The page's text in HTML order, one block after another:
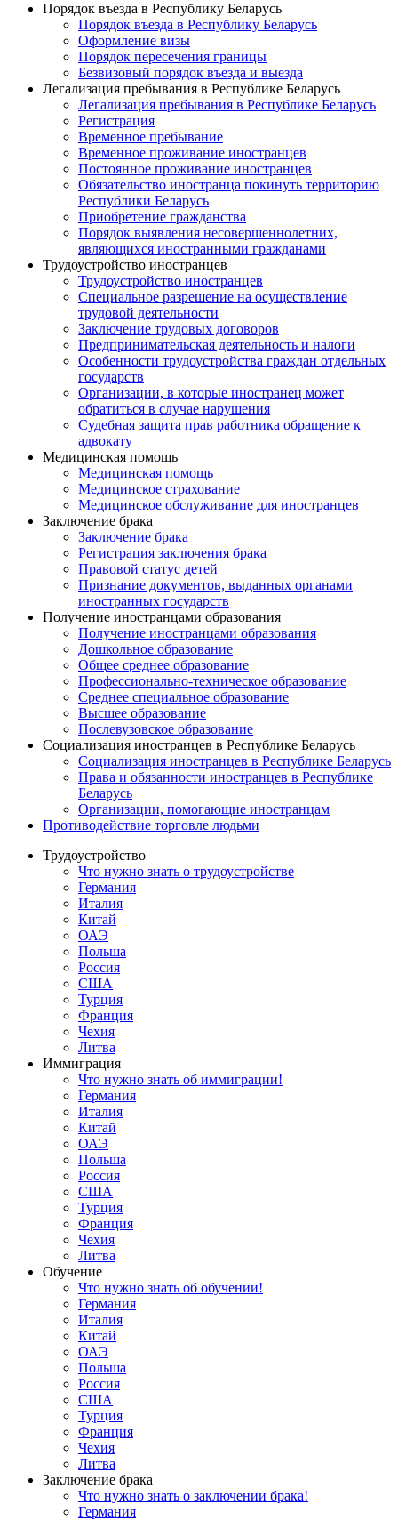
Порядок въезда в Республику Беларусь
Порядок въезда в Республику Беларусь
Оформление визы
Порядок пересечения границы
Безвизовый порядок въезда и выезда
Легализация пребывания в Республике Беларусь
Легализация пребывания в Республике Беларусь
Регистрация
Временное пребывание
Временное проживание иностранцев
Постоянное проживание иностранцев
Обязательство иностранца покинуть территорию
Республики Беларусь
Приобретение гражданства
Порядок выявления несовершеннолетних,
являющихся иностранными гражданами
Трудоустройство иностранцев
Трудоустройство иностранцев
Специальное разрешение на осуществление
трудовой деятельности
Заключение трудовых договоров
Предпринимательская деятельность и налоги
Особенности трудоустройства граждан отдельных
государств
Организации, в которые иностранец может
обратиться в случае нарушения
Судебная защита прав работника обращение к
адвокату
Медицинская помощь
Медицинская помощь
Медицинское страхование
Медицинское обслуживание для иностранцев
Заключение брака
Заключение брака
Регистрация заключения брака
Правовой статус детей
Признание документов, выданных органами
иностранных государств
Получение иностранцами образования
Получение иностранцами образования
Дошкольное образование
Общее среднее образование
Профессионально-техническое образование
Среднее специальное образование
Высшее образование
Послевузовское образование
Социализация иностранцев в Республике Беларусь
Социализация иностранцев в Республике Беларусь
Права и обязанности иностранцев в Республике
Беларусь
Oрганизации, помогающие иностранцам
Противодействие торговле людьми
Трудоустройство
Что нужно знать о трудоустройстве
Германия
Италия
Китай
ОАЭ
Польша
Россия
США
Турция
Франция
Чехия
Литва
Иммиграция
Что нужно знать об иммиграции!
Германия
Италия
Китай
ОАЭ
Польша
Россия
США
Турция
Франция
Чехия
Литва
Обучение
Что нужно знать об обучении!
Германия
Италия
Китай
ОАЭ
Польша
Россия
США
Турция
Франция
Чехия
Литва
Заключение брака
Что нужно знать о заключении брака!
Германия